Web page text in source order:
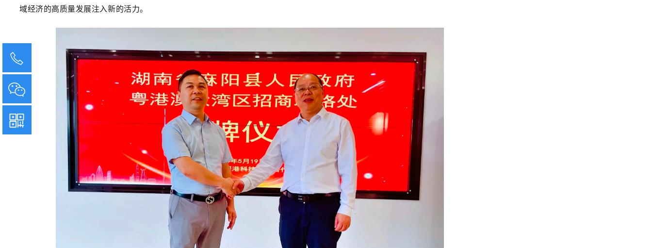
域经济的高质量发展注入新的活力。
14775068913
14775068913
扫码获取策划方案